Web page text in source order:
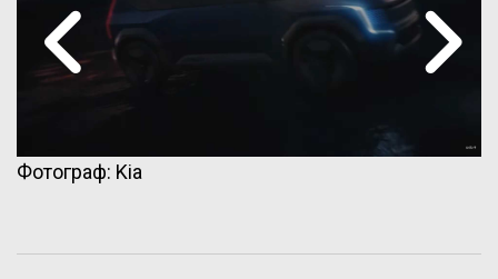
Фотограф: Kia